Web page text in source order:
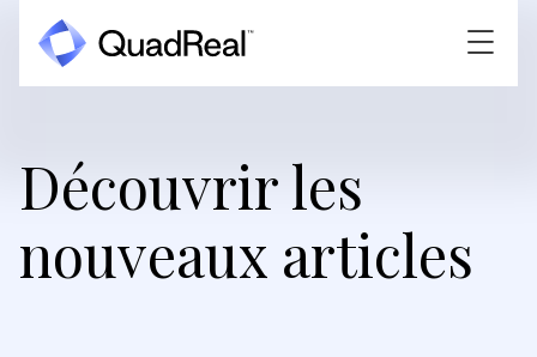
Découvrir les
nouveaux articles